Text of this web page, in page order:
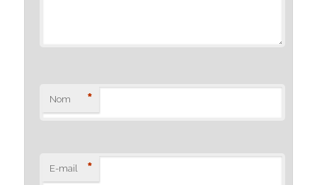
Nom *
E-mail *